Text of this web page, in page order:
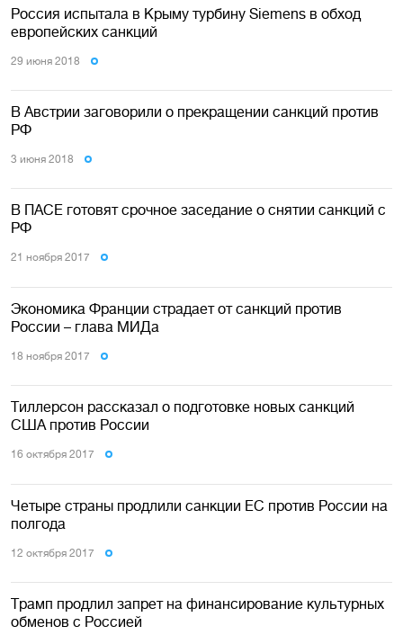
Россия испытала в Крыму турбину Siemens в обход
европейских санкций
29 июня 2018
В Австрии заговорили о прекращении санкций против
РФ
3 июня 2018
В ПАСЕ готовят срочное заседание о снятии санкций с
РФ
21 ноября 2017
Экономика Франции страдает от санкций против
России – глава МИДа
18 ноября 2017
Тиллерсон рассказал о подготовке новых санкций
США против России
16 октября 2017
Четыре страны продлили санкции ЕС против России на
полгода
12 октября 2017
Трамп продлил запрет на финансирование культурных
обменов с Россией